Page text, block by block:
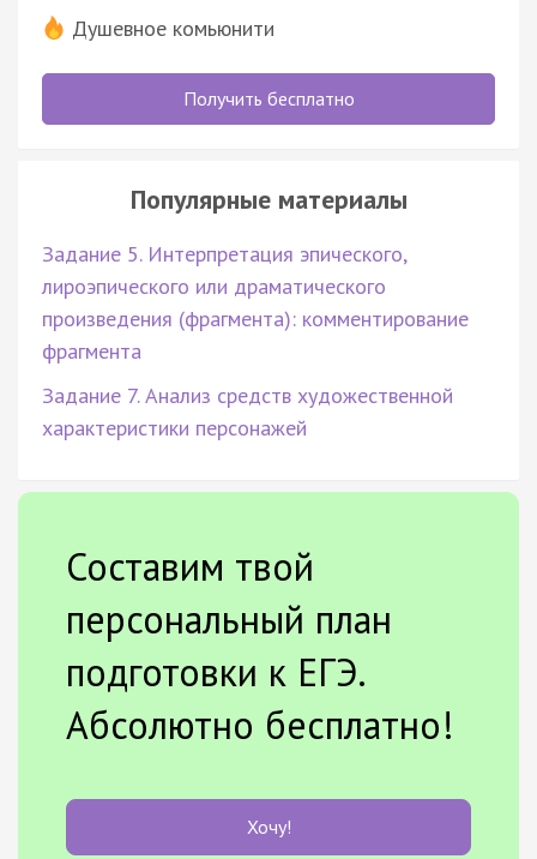
Душевное комьюнити
Получить бесплатно
Популярные материалы
Задание 5. Интерпретация эпического,
лироэпического или драматического
произведения (фрагмента): комментирование
фрагмента
Задание 7. Анализ средств художественной
характеристики персонажей
Составим твой
персональный план
подготовки к ЕГЭ.
Абсолютно бесплатно!
Хочу!